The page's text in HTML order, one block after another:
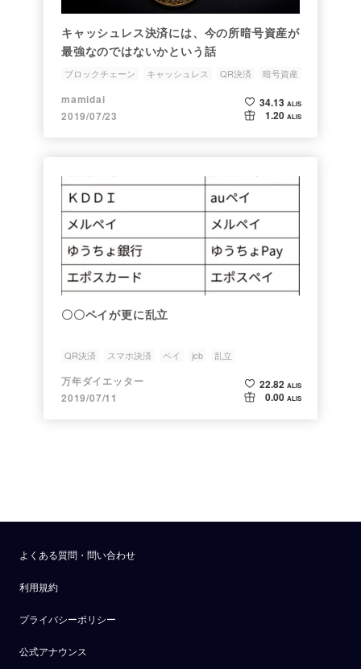
キャッシュレス決済には、今の所暗号資産が
最強なのではないかという話
ブロックチェーン キャッシュレス QR決済
暗号資産
暗号通貨
mamidai
2019/07/23
34.13 ALIS
1.20 ALIS
〇〇ペイが更に乱立
QR決済 スマホ決済 ペイ jcb 乱立
万年ダイエッター
2019/07/11
22.82 ALIS
0.00 ALIS
よくある質問・問い合わせ
利用規約
プライバシーポリシー
公式アナウンス